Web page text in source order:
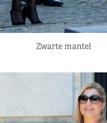
Zwarte mantel